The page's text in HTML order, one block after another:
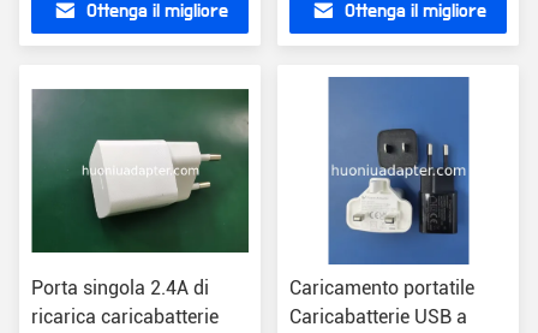
circuitoOttenga il migliore Ottenga il migliore
Porta singola 2.4A di
ricarica caricabatterie
Caricamento portatile
Caricabatterie USB a